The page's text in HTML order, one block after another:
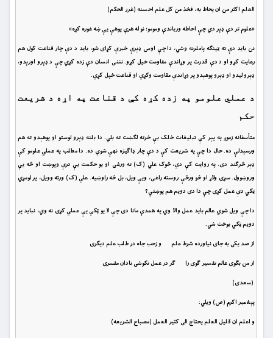
العلم اكثر من ان يحاط به، فخذ من كل علم احسنه (غرر الحكم)
«علوم تر دې ډېر دي چې احاطه ورباندې ومومو؛ نو له هرې پوهې یې ښه غوره کړه»
نن باید دې ته ټینګه پاملرنه وشي، دا چې اوس ډېرې خبرې کړای شو، باید د دې چار قناعت کول هم
رعایت کړو او د دې قدرت پر وړاندې مقاومت خپل کړو. نننی انسان دې زده کړي چې د ډېرو اورېدو،
ډېرو لیدو او ډېرو پوهېدو پر وړاندې مقاومت وکړي او قناعت خپل کړي.
د عملي علومو په زده کړه کې د قناعت په اړه د شریعت
حکم
متأسفانه زموږ په پېر کې تبلیغات خلک بې خرته لګښت ته بلي. دا بلنه ډېرو لوستو او پوهېدو ته هم
ورسېدلې ده. حال دا چې په شریعت کې د دې چار ‌ډاګیزه نهې شوې ده. دا مطلب په عملي علومو کې
ډېر څرګند دی. په روایت کې دي، څوک علي (ک) ته ورغی او یو حکمت یې ترې وپوښت او څه یې
وروښوول. سړی ولاړ او څو ورځې روسته راغی، ویې ویل، بل څه راوښیه. علي (ک) ورته وویل، پر لومړي
ټکي دې عمل کړی چې دا دی دویم هم پوښتې؟
دا چې ویل شوي عالم باید عمل والا وي په همدې مانا دی چې لا یو ټکي یې عملي کړی نه وي، نباید پر
دویم ټکي بوخت شي.
از صد يكى به جاى نياورده شرط علم و زحب جاه در طلب علم ديگرى‏
از من بگوى عالم تفسير گوى را گر در عمل نكوشى نادان مفسرى‏
(سعدی)
پېغمبر اکرم (ص) ویلي:
و اعلم ان قليل العلم يحتاج الى كثير العمل (مصباح الشريعه)